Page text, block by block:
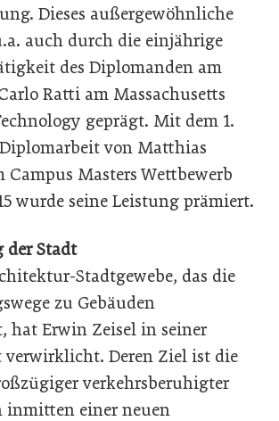
Dieses außergewöhnliche
auch durch die einjährige
des Diplomanden am
Ratti am Massachusetts
geprägt. Mit dem 1.
von Matthias
Campus Masters Wettbewerb
wurde seine Leistung prämiert.
der Stadt
Stadtgewebe, das die
zu Gebäuden
hat Erwin Zeisel in seiner
verwirklicht. Deren Ziel ist die
verkehrsberuhigter
inmitten einer neuen